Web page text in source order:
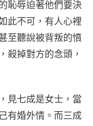
恥辱迫著他們要決
此不可，有人心裡
至聽說被背叛的憤
殺掉對方的念頭，
見七成是女士，當
有婚外情。而三成